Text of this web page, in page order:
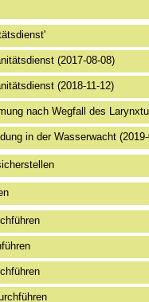
(2017-08-08)
(2018-11-12)
nach Wegfall des
in der Wasserwacht